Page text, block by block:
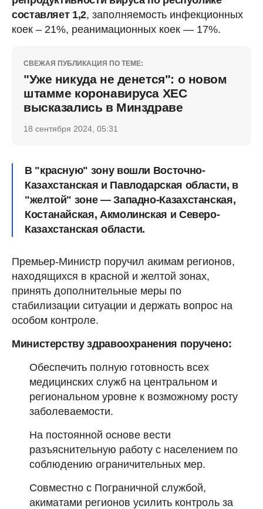
составляет 1,2, заполняемость инфекционных
коек – 21%, реанимационных коек — 17%.
СВЕЖАЯ ПУБЛИКАЦИЯ ПО ТЕМЕ:
"Уже никуда не денется": о новом
штамме коронавируса ХЕС
высказались в Минздраве
18 сентября 2024, 05:31
В "красную" зону вошли Восточно-
Казахстанская и Павлодарская области, в
"желтой" зоне — Западно-Казахстанская,
Костанайская, Акмолинская и Северо-
Казахстанская области.
Премьер-Министр поручил акимам регионов,
находящихся в красной и желтой зонах,
принять дополнительные меры по
стабилизации ситуации и держать вопрос на
особом контроле.
Министерству здравоохранения поручено:
Обеспечить полную готовность всех
медицинских служб на центральном и
региональном уровне к возможному росту
заболеваемости.
На постоянной основе вести
разъяснительную работу с населением по
соблюдению ограничительных мер.
Совместно с Пограничной службой,
акиматами регионов усилить контроль за